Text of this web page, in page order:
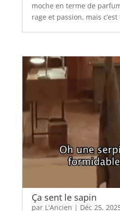
moche en terme de
rage et passion, mais
Ça sent le sapin
par L'Ancien | Déc 25,